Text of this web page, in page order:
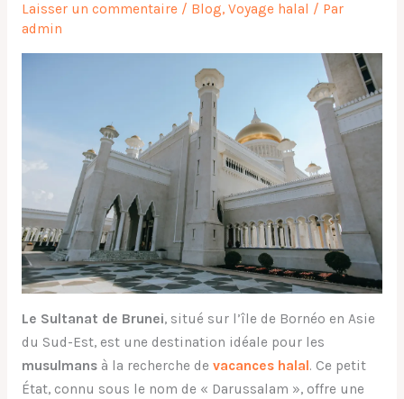
Laisser un commentaire / Blog, Voyage halal / Par
admin
Le Sultanat de Brunei, situé sur l’île de Bornéo en Asie
du Sud-Est, est une destination idéale pour les
musulmans à la recherche de vacances halal. Ce petit
État, connu sous le nom de « Darussalam », offre une